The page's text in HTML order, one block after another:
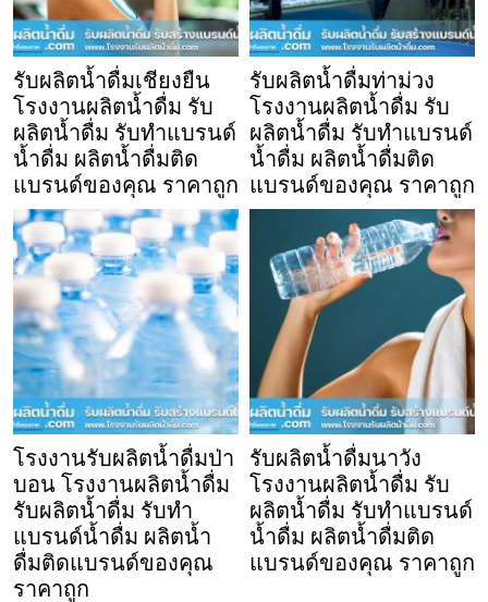
รับผลิตน้ำดื่มเชียงยืน
โรงงานผลิตน้ำดื่ม รับ
ผลิตน้ำดื่ม รับทำแบรนด์
น้ำดื่ม ผลิตน้ำดื่มติด
แบรนด์ของคุณ ราคาถูก
รับผลิตน้ำดื่มท่าม่วง
โรงงานผลิตน้ำดื่ม รับ
ผลิตน้ำดื่ม รับทำแบรนด์
น้ำดื่ม ผลิตน้ำดื่มติด
แบรนด์ของคุณ ราคาถูก
โรงงานรับผลิตน้ำดื่มป่า
บอน โรงงานผลิตน้ำดื่ม
รับผลิตน้ำดื่ม รับทำ
แบรนด์น้ำดื่ม ผลิตน้ำ
ดื่มติดแบรนด์ของคุณ
ราคาถูก
รับผลิตน้ำดื่มนาวัง
โรงงานผลิตน้ำดื่ม รับ
ผลิตน้ำดื่ม รับทำแบรนด์
น้ำดื่ม ผลิตน้ำดื่มติด
แบรนด์ของคุณ ราคาถูก